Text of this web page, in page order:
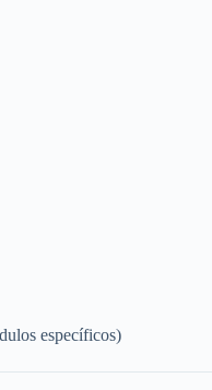
específicos)